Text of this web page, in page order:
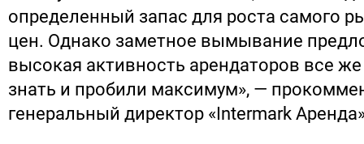
определенный запас для роста самого
цен. Однако заметное вымывание
высокая активность арендаторов все
знать и пробили максимум», —
генеральный директор «Intermark